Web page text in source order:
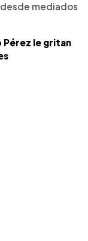
mediados
Pérez le gritan